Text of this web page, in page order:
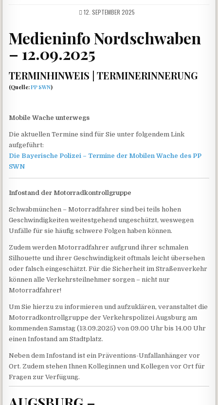
12. SEPTEMBER 2025
Medieninfo Nordschwaben
– 12.09.2025
TERMINHINWEIS | TERMINERINNERUNG
(Quelle:PP SWN)
Mobile Wache unterwegs
Die aktuellen Termine sind für Sie unter folgendem Link
aufgeführt:
Die Bayerische Polizei – Termine der Mobilen Wache des PP
SWN
Infostand der Motorradkontrollgruppe
Schwabmünchen – Motorradfahrer sind bei teils hohen
Geschwindigkeiten weitestgehend ungeschützt, weswegen
Unfälle für sie häufig schwere Folgen haben können.
Zudem werden Motorradfahrer aufgrund ihrer schmalen
Silhouette und ihrer Geschwindigkeit oftmals leicht übersehen
oder falsch eingeschätzt. Für die Sicherheit im Straßenverkehr
können alle Verkehrsteilnehmer sorgen – nicht nur
Motorradfahrer!
Um Sie hierzu zu informieren und aufzuklären, veranstaltet die
Motorradkontrollgruppe der Verkehrspolizei Augsburg am
kommenden Samstag (13.09.2025) von 09.00 Uhr bis 14.00 Uhr
einen Infostand am Stadtplatz.
Neben dem Infostand ist ein Präventions-Unfallanhänger vor
Ort. Zudem stehen Ihnen Kolleginnen und Kollegen vor Ort für
Fragen zur Verfügung.